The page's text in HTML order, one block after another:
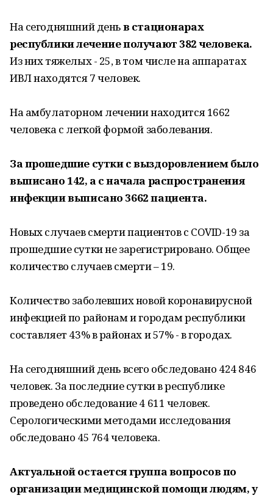
На сегодняшний деньв стационарах
республики лечение получают 382 человека.
Из них тяжелых - 25, в том числе на аппаратах
ИВЛ находятся 7 человек.
На амбулаторном лечении находится 1662
человека с легкой формой заболевания.
За прошедшие сутки с выздоровлением было
выписано 142, а с начала распространения
инфекции выписано 3662 пациента.
Новых случаев смерти пациентов с COVID-19 за
прошедшие сутки не зарегистрировано. Общее
количество случаев смерти – 19.
Количество заболевших новой коронавирусной
инфекцией по районам и городам республики
составляет 43% в районах и 57% - в городах.
На сегодняшний день всего обследовано 424 846
человек. За последние сутки в республике
проведено обследование 4 611 человек.
Серологическими методами исследования
обследовано 45 764 человека.
Актуальной остается группа вопросов по
организации медицинской помощи людям, у